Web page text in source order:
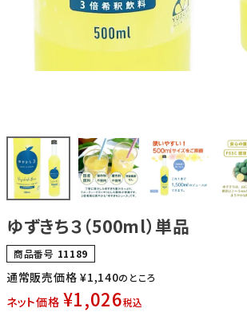
ゆずきち３（500ml）単品
商品番号 11189
通常販売価格 ¥1,140のところ
ネット価格 ¥1,026税込